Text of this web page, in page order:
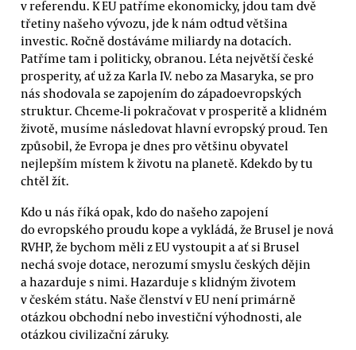
v referendu. K EU patříme ekonomicky, jdou tam dvě
třetiny našeho vývozu, jde k nám odtud většina
investic. Ročně dostáváme miliardy na dotacích.
Patříme tam i politicky, obranou. Léta největší české
prosperity, ať už za Karla IV. nebo za Masaryka, se pro
nás shodovala se zapojením do západoevropských
struktur. Chceme-li pokračovat v prosperitě a klidném
životě, musíme následovat hlavní evropský proud. Ten
způsobil, že Evropa je dnes pro většinu obyvatel
nejlepším místem k životu na planetě. Kdekdo by tu
chtěl žít.
Kdo u nás říká opak, kdo do našeho zapojení
do evropského proudu kope a vykládá, že Brusel je nová
RVHP, že bychom měli z EU vystoupit a ať si Brusel
nechá svoje dotace, nerozumí smyslu českých dějin
a hazarduje s nimi. Hazarduje s klidným životem
v českém státu. Naše členství v EU není primárně
otázkou obchodní nebo investiční výhodnosti, ale
otázkou civilizační záruky.